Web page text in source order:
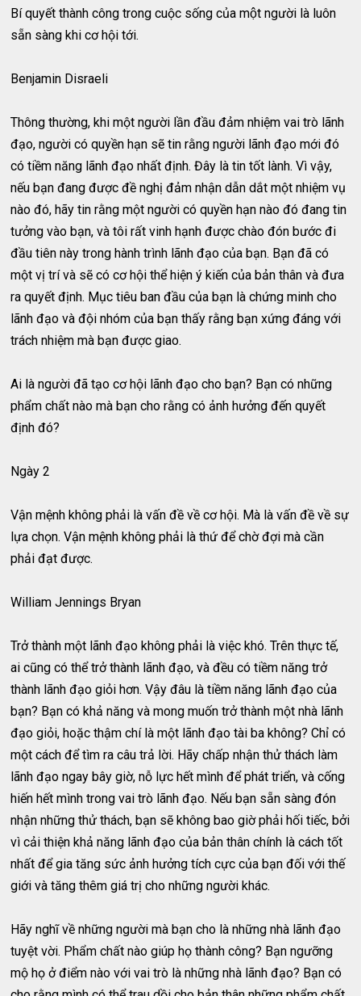
Bí quyết thành công trong cuộc sống của một người là luôn
sẵn sàng khi cơ hội tới.
Benjamin Disraeli
Thông thường, khi một người lần đầu đảm nhiệm vai trò lãnh
đạo, người có quyền hạn sẽ tin rằng người lãnh đạo mới đó
có tiềm năng lãnh đạo nhất định. Đây là tin tốt lành. Vì vậy,
nếu bạn đang được đề nghị đảm nhận dẫn dắt một nhiệm vụ
nào đó, hãy tin rằng một người có quyền hạn nào đó đang tin
tưởng vào bạn, và tôi rất vinh hạnh được chào đón bước đi
đầu tiên này trong hành trình lãnh đạo của bạn. Bạn đã có
một vị trí và sẽ có cơ hội thể hiện ý kiến của bản thân và đưa
ra quyết định. Mục tiêu ban đầu của bạn là chứng minh cho
lãnh đạo và đội nhóm của bạn thấy rằng bạn xứng đáng với
trách nhiệm mà bạn được giao.
Ai là người đã tạo cơ hội lãnh đạo cho bạn? Bạn có những
phẩm chất nào mà bạn cho rằng có ảnh hưởng đến quyết
định đó?
Ngày 2
Vận mệnh không phải là vấn đề về cơ hội. Mà là vấn đề về sự
lựa chọn. Vận mệnh không phải là thứ để chờ đợi mà cần
phải đạt được.
William Jennings Bryan
Trở thành một lãnh đạo không phải là việc khó. Trên thực tế,
ai cũng có thể trở thành lãnh đạo, và đều có tiềm năng trở
thành lãnh đạo giỏi hơn. Vậy đâu là tiềm năng lãnh đạo của
bạn? Bạn có khả năng và mong muốn trở thành một nhà lãnh
đạo giỏi, hoặc thậm chí là một lãnh đạo tài ba không? Chỉ có
một cách để tìm ra câu trả lời. Hãy chấp nhận thử thách làm
lãnh đạo ngay bây giờ, nỗ lực hết mình để phát triển, và cống
hiến hết mình trong vai trò lãnh đạo. Nếu bạn sẵn sàng đón
nhận những thử thách, bạn sẽ không bao giờ phải hối tiếc, bởi
vì cải thiện khả năng lãnh đạo của bản thân chính là cách tốt
nhất để gia tăng sức ảnh hưởng tích cực của bạn đối với thế
giới và tăng thêm giá trị cho những người khác.
Hãy nghĩ về những người mà bạn cho là những nhà lãnh đạo
tuyệt vời. Phẩm chất nào giúp họ thành công? Bạn ngưỡng
mộ họ ở điểm nào với vai trò là những nhà lãnh đạo? Bạn có